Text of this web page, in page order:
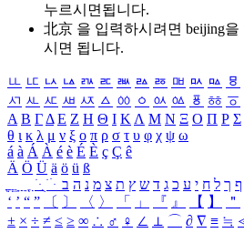
누르시면됩니다.
北京 을 입력하시려면 beijing을
시면 됩니다.
ㅥ ㅦ ㅧ ㅨ ㅩ ㅪ ㅫ ㅬ ㅭ ㅮ ㅯ ㅰ ㅱ
ㅺ ㅻ ㅼ ㅽ ㅾ ㅿ ㆀ ㆁ ㆂ ㆃ ㆄ ㆅ ㆆ
Α Β ΓΔ Ε Ζ Η Θ Ι ΚΛ Μ Ν Ξ Ο Π Ρ Σ
θ ι κ λ μ ν ξ ο π ρ σ τ υ φ χ ψ ω
á à Á À é è É È ç Ç ê
Ä Ö Ü ä ö ü ß
ִֶֹ ֻּ ׁׂ ף ך ל ח י ע כ ג ד ש ץ ת צ מ נ ה ב
‘ ’ “ ” 〔 〕 〈 〉 「 」 『 』 【 】 ＂
± × ÷ ≠ ≤ ≥ ∞ ∴ ♂ ♀ ∠ ⊥ ⌒ ∂ ∇ ≡ ≒